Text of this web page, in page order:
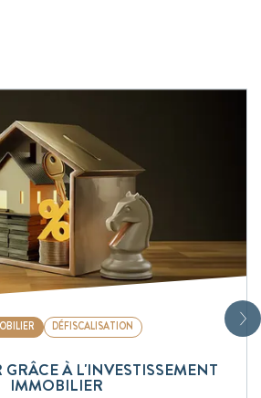
DÉFISCALISATION
GRÂCE À L'INVESTISSEMENT
IMMOBILIER